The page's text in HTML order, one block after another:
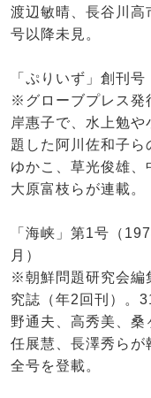
渡辺敏晴、長谷川
号以降未見。
「ぷりいず」創刊号
※グローブプレス発
岸惠子で、水上勉や
題した阿川佐和子
ゆかこ、草光俊雄、
大原富枝らが連載。
「海峡」第1号（
月）
※朝鮮問題研究会編
究誌（年2回刊）。
野通夫、高秀美、桑
任展慧、長澤秀らが
全号を登載。